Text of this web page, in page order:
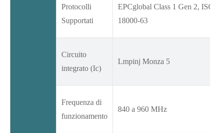
Protocolli
Supportati
EPCglobal Class 1 Gen 2, ISO
18000-63
Circuito
integrato (Ic)
Lmpinj Monza 5
Frequenza di
funzionamento
840 a 960 MHz